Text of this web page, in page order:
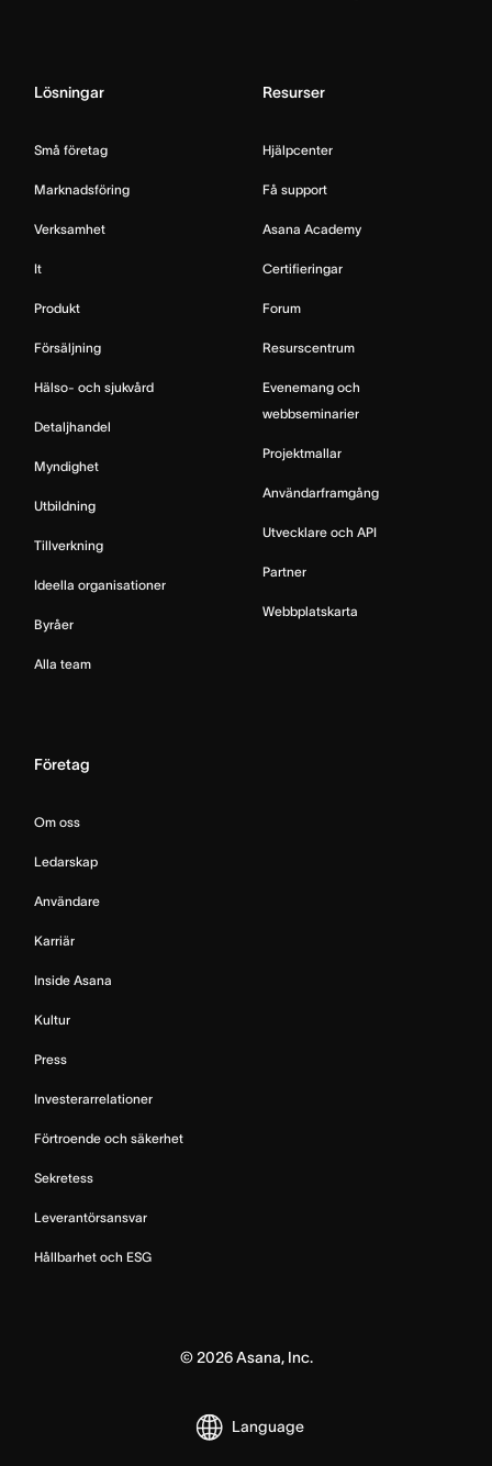
Lösningar
Små företag
Marknadsföring
Verksamhet
It
Produkt
Försäljning
Hälso- och sjukvård
Detaljhandel
Myndighet
Utbildning
Tillverkning
Ideella organisationer
Byråer
Alla team
Resurser
Hjälpcenter
Få support
Asana Academy
Certifieringar
Forum
Resurscentrum
Evenemang och
webbseminarier
Projektmallar
Användarframgång
Utvecklare och API
Partner
Webbplatskarta
Företag
Om oss
Ledarskap
Användare
Karriär
Inside Asana
Kultur
Press
Investerarrelationer
Förtroende och säkerhet
Sekretess
Leverantörsansvar
Hållbarhet och ESG
© 2026Asana, Inc.
Language